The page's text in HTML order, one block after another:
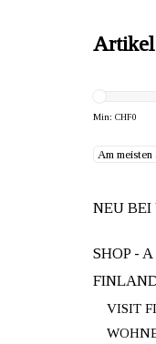
Artikel
Min: CHF0
NEU BEI
SHOP -
VISIT